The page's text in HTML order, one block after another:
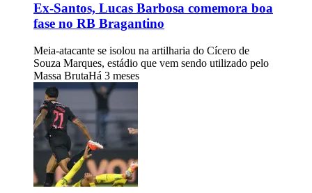
Ex-Santos, Lucas Barbosa comemora boa
fase no RB Bragantino
Meia-atacante se isolou na artilharia do Cícero de
Souza Marques, estádio que vem sendo utilizado pelo
Massa BrutaHá 3 meses